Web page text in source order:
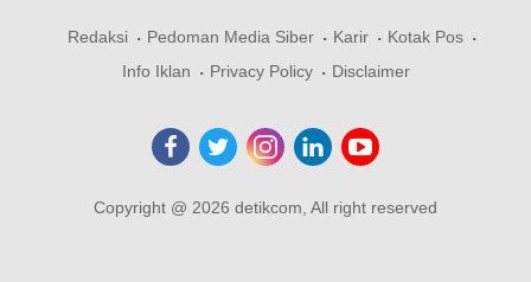
Redaksi Pedoman Media Siber Karir
Kotak Pos
Info Iklan
Privacy Policy Disclaimer
Copyright @ 2026 detikcom, All right reserved